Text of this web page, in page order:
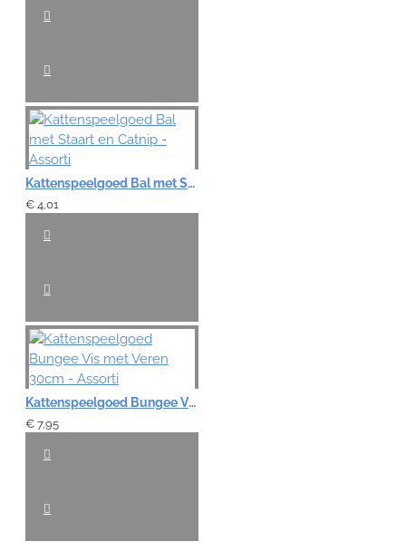
Kattenspeelgoed Bal met Staart en Catnip - Assorti
€ 4,01
Kattenspeelgoed Bungee Vis met Veren 30cm - Assorti
€ 7,95